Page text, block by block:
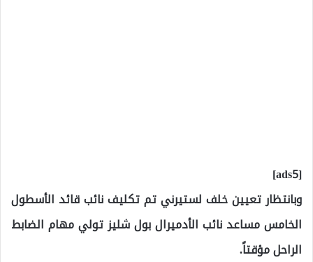
[ads5]
وبانتظار تعيين خلف لستيرني تم تكليف نائب قائد الأسطول
الخامس مساعد نائب الأدميرال بول شليز تولي مهام الضابط
الراحل مؤقتاً.